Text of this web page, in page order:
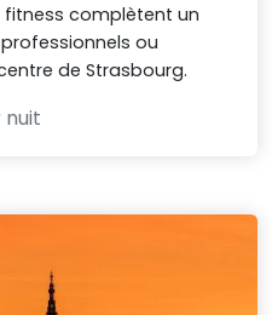
complètent un
ou
de Strasbourg.
nuit